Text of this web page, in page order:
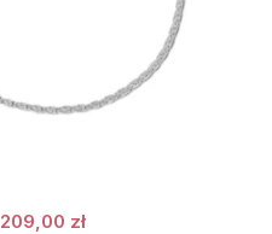
209,00 zł